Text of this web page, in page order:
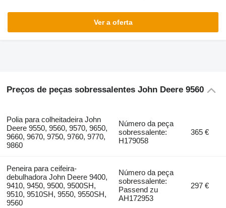
Ver a oferta
Preços de peças sobressalentes John Deere 9560
Polia para colheitadeira John
Deere 9550, 9560, 9570, 9650,
9660, 9670, 9750, 9760, 9770,
9860
Número da peça
sobressalente:
H179058
365 €
Peneira para ceifeira-
debulhadora John Deere 9400,
9410, 9450, 9500, 9500SH,
9510, 9510SH, 9550, 9550SH,
9560
Número da peça
sobressalente:
Passend zu
AH172953
297 €